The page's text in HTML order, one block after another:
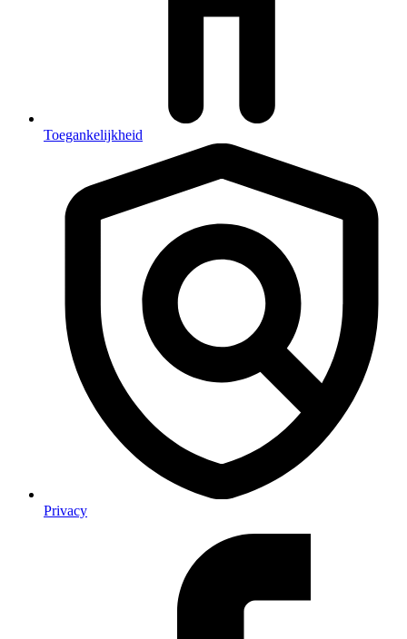
Toegankelijkheid
Privacy